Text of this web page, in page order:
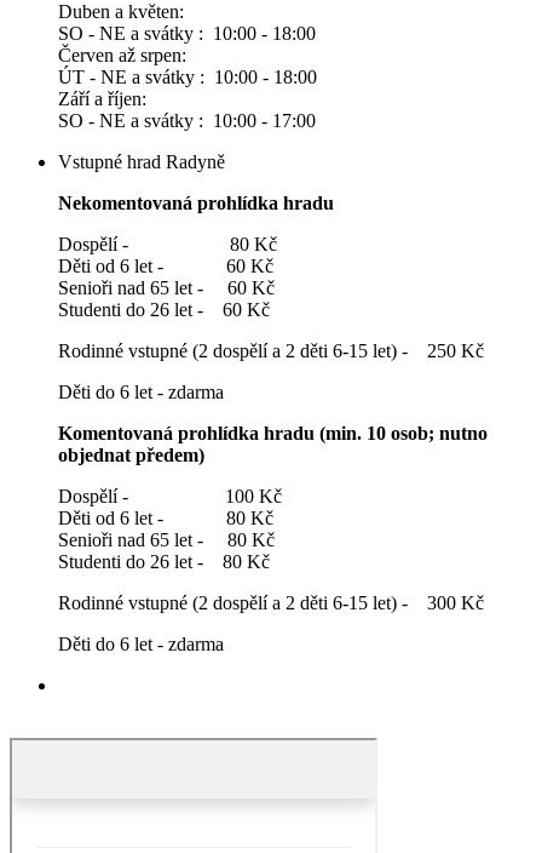
Duben a květen:
SO - NE a svátky : 10:00 - 18:00
Červen až srpen:
ÚT - NE a svátky : 10:00 - 18:00
Září a říjen:
SO - NE a svátky : 10:00 - 17:00
Vstupné hrad Radyně
Nekomentovaná prohlídka hradu
Dospělí - 80 Kč
Děti od 6 let - 60 Kč
Senioři nad 65 let - 60 Kč
Studenti do 26 let - 60 Kč
Rodinné vstupné (2 dospělí a 2 děti 6-15 let) - 250 Kč
Děti do 6 let - zdarma
Komentovaná prohlídka hradu (min. 10 osob; nutno
objednat předem)
Dospělí - 100 Kč
Děti od 6 let - 80 Kč
Senioři nad 65 let - 80 Kč
Studenti do 26 let - 80 Kč
Rodinné vstupné (2 dospělí a 2 děti 6-15 let) - 300 Kč
Děti do 6 let - zdarma